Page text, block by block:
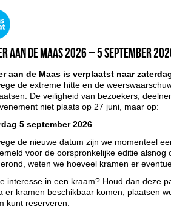
aan de Maas 2026 – 5 september
aan de Maas is verplaatst naar
de extreme hitte en de
De veiligheid van bezoekers,
niet plaats op 27 juni, maar op:
5 september 2026
de nieuwe datum zijn we momenteel
voor de oorspronkelijke editie alsnog
weten we hoeveel kramen er
interesse in een kraam? Houd dan deze
er kramen beschikbaar komen, plaatsen
kunt reserveren.